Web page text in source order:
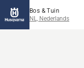
Bos & Tuin
NL, Nederlands